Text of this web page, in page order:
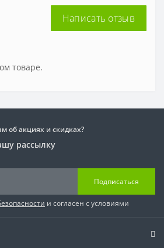
Написать отзыв
товаре.
об акциях и скидках?
рассылку
Подписаться
и согласен с условиями